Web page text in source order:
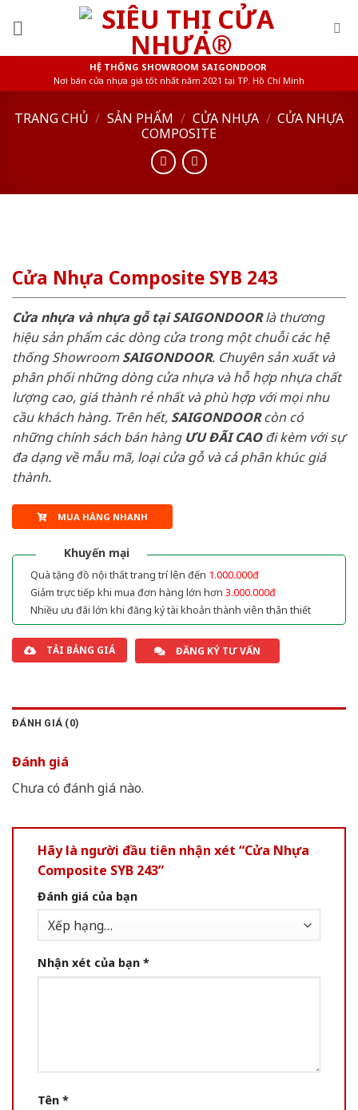
HỆ THỐNG SHOWROOM SAIGONDOOR
Nơi bán cửa nhựa giá tốt nhất năm 2021 tại TP. Hồ Chí Minh
TRANG CHỦ / SẢN PHẨM / CỬA NHỰA / CỬA NHỰA
COMPOSITE
Cửa Nhựa Composite SYB 243
Cửa nhựa và nhựa gỗ tại SAIGONDOORlà thương
hiệu sản phẩm các dòng cửa trong một chuỗi các hệ
thống ShowroomSAIGONDOOR. Chuyên sản xuất và
phân phối những dòng cửa nhựa và hỗ hợp nhựa chất
lượng cao, giá thành rẻ nhất và phù hợp với mọi nhu
cầu khách hàng. Trên hết, SAIGONDOORcòn có
những chính sách bán hàng ƯU ĐÃI CAOđi kèm với sự
đa dạng về mẫu mã, loại cửa gỗ và cả phân khúc giá
thành.
MUA HÀNG NHANH
Khuyến mại
Quà tặng đồ nội thất trang trí lên đến 1.000.000đ
Giảm trực tiếp khi mua đơn hàng lớn hơn 3.000.000đ
Nhiều ưu đãi lớn khi đăng ký tài khoản thành viên thân thiết
TẢI BẢNG GIÁ ĐĂNG KÝ TƯ VẤN
ĐÁNH GIÁ (0)
Đánh giá
Chưa có đánh giá nào.
Hãy là người đầu tiên nhận xét “Cửa Nhựa
Composite SYB 243”
Đánh giá của bạn
Nhận xét của bạn *
Tên *